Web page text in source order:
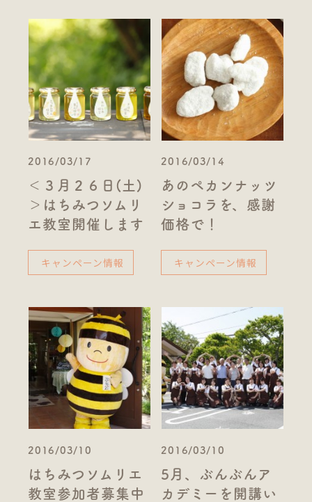
2016/03/17
＜３月２６日(土)
＞はちみつソムリ
エ教室開催します
キャンペーン情報
2016/03/14
あのペカンナッツ
ショコラを、感謝
価格で！
キャンペーン情報
2016/03/10
はちみつソムリエ
教室参加者募集中
2016/03/10
5月、ぶんぶんア
カデミーを開講い